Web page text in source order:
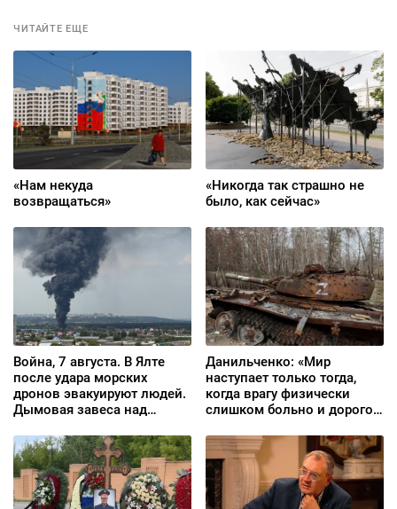
ЧИТАЙТЕ ЕЩЕ
«Нам некуда
возвращаться»
«Никогда так страшно не
было, как сейчас»
Война, 7 августа. В Ялте
после удара морских
дронов эвакуируют людей.
Дымовая завеса над
Wildberries в Екатеринбурге
Данильченко: «Мир
наступает только тогда,
когда врагу физически
слишком больно и дорого